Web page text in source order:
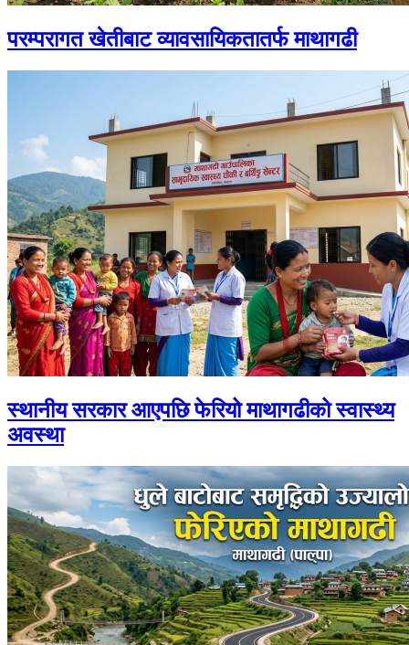
परम्परागत खेतीबाट व्यावसायिकतातर्फ माथागढी
स्थानीय सरकार आएपछि फेरियो माथागढीको स्वास्थ्य
अवस्था